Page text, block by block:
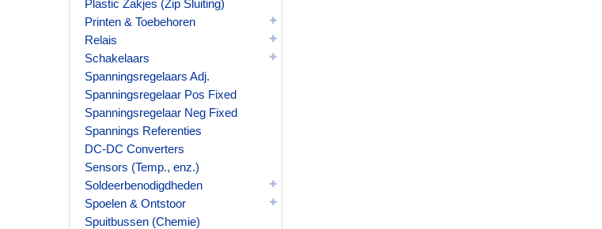
Plastic Zakjes (Zip Sluiting)
Printen & Toebehoren
Relais
Schakelaars
Spanningsregelaars Adj.
Spanningsregelaar Pos Fixed
Spanningsregelaar Neg Fixed
Spannings Referenties
DC-DC Converters
Sensors (Temp., enz.)
Soldeerbenodigdheden
Spoelen & Ontstoor
Spuitbussen (Chemie)